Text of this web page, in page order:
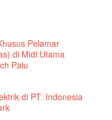
Pelamar
di Midi Utama
Palu
di PT. Indonesia